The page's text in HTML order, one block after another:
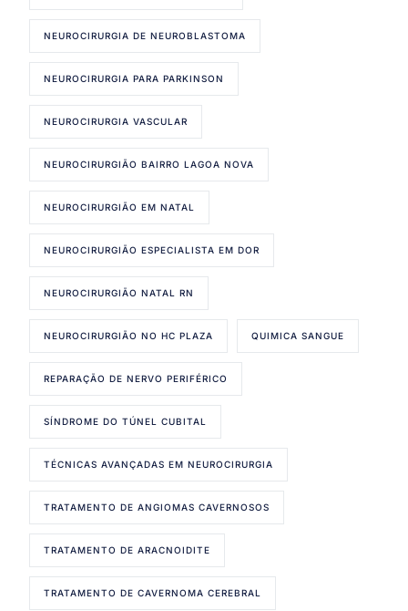
NEUROCIRURGIA DE NEUROBLASTOMA
NEUROCIRURGIA PARA PARKINSON
NEUROCIRURGIA VASCULAR
NEUROCIRURGIÃO BAIRRO LAGOA NOVA
NEUROCIRURGIÃO EM NATAL
NEUROCIRURGIÃO ESPECIALISTA EM DOR
NEUROCIRURGIÃO NATAL RN
NEUROCIRURGIÃO NO HC PLAZA QUIMICA SANGUE
REPARAÇÃO DE NERVO PERIFÉRICO
SÍNDROME DO TÚNEL CUBITAL
TÉCNICAS AVANÇADAS EM NEUROCIRURGIA
TRATAMENTO DE ANGIOMAS CAVERNOSOS
TRATAMENTO DE ARACNOIDITE
TRATAMENTO DE CAVERNOMA CEREBRAL